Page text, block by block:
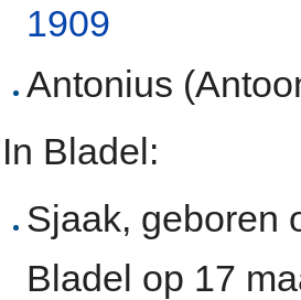
1909
Antonius
In Bladel:
Sjaak, geboren
Bladel op 17